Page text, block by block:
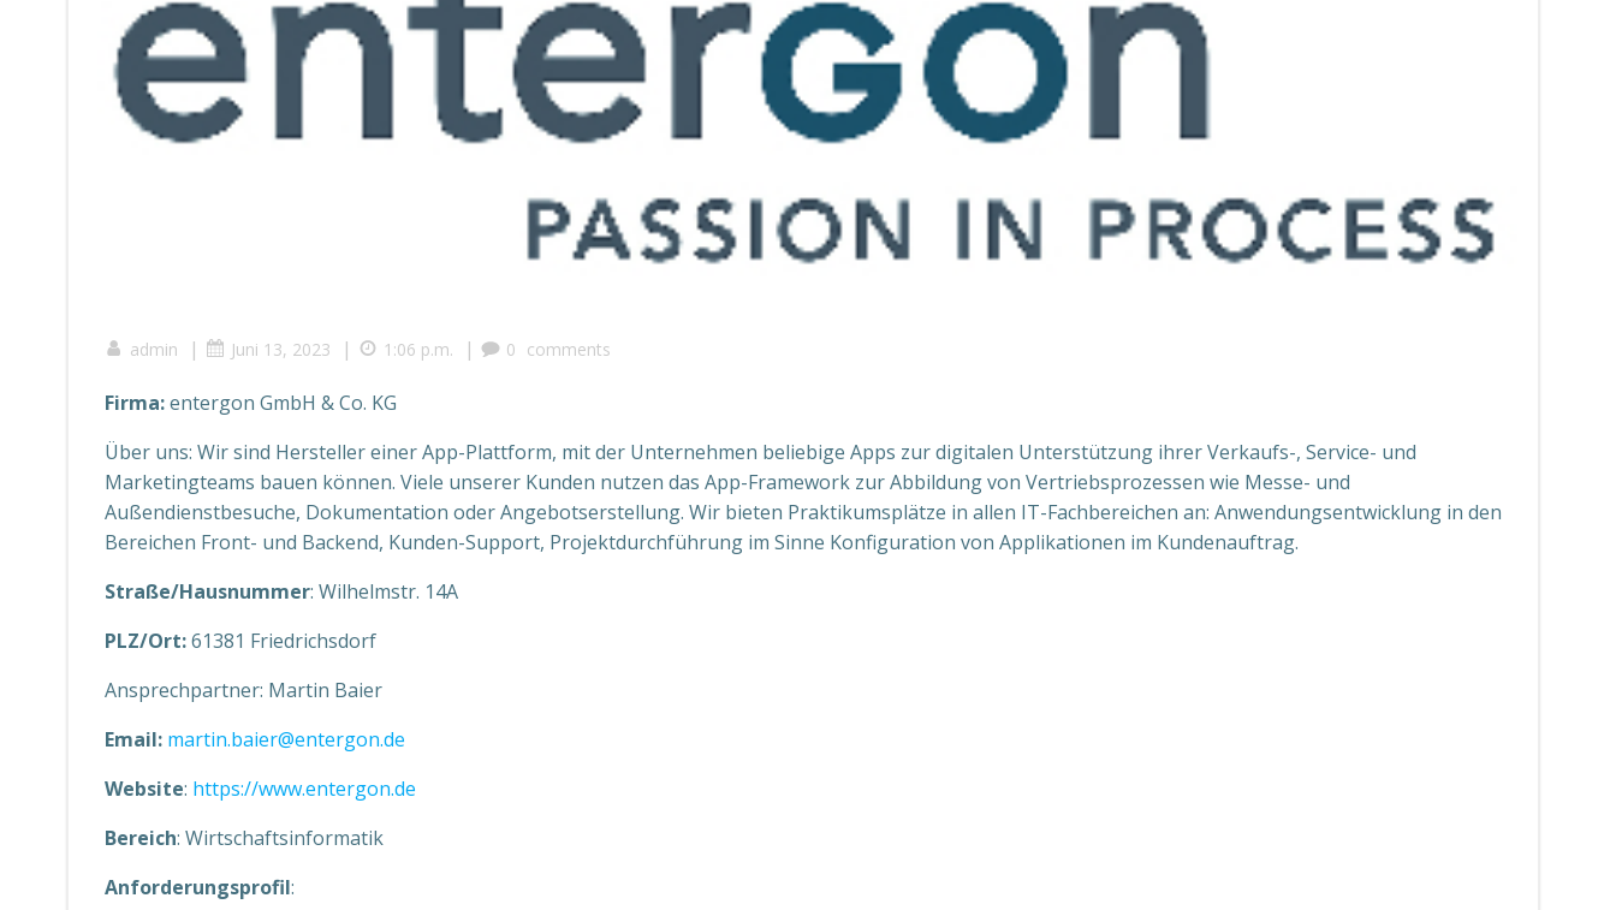
admin | Juni 13, 2023 | 1:06 p.m. | 0 comments
Firma:entergon GmbH & Co. KG
Über uns: Wir sind Hersteller einer App-Plattform, mit der Unternehmen beliebige Apps zur digitalen Unterstützung ihrer Verkaufs-, Service- und
Marketingteams bauen können. Viele unserer Kunden nutzen das App-Framework zur Abbildung von Vertriebsprozessen wie Messe- und
Außendienstbesuche, Dokumentation oder Angebotserstellung. Wir bieten Praktikumsplätze in allen IT-Fachbereichen an: Anwendungsentwicklung in den
Bereichen Front- und Backend, Kunden-Support, Projektdurchführung im Sinne Konfiguration von Applikationen im Kundenauftrag.
Straße/Hausnummer: Wilhelmstr. 14A
PLZ/Ort:61381 Friedrichsdorf
Ansprechpartner: Martin Baier
Email: martin.baier@entergon.de
Website: https://www.entergon.de
Bereich: Wirtschaftsinformatik
Anforderungsprofil: